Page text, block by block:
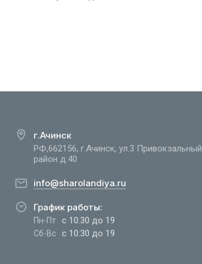
г.Ачинск
РФ,662156, г.Ачинск, ул.3 Привокзальный
район д.40
info@sharolandiya.ru
График работы:
Пн-Пт с 10:30 до 19
Сб-Вс с 10:30 до 19